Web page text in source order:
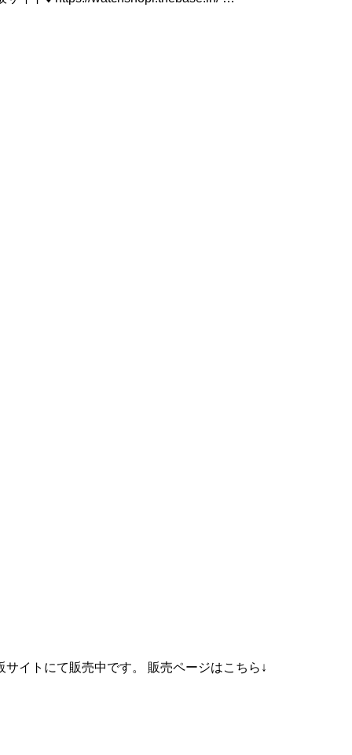
イトにて販売中です。 販売ページはこちら↓